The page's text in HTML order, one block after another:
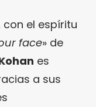
con el espíritu
face» de
es
a sus